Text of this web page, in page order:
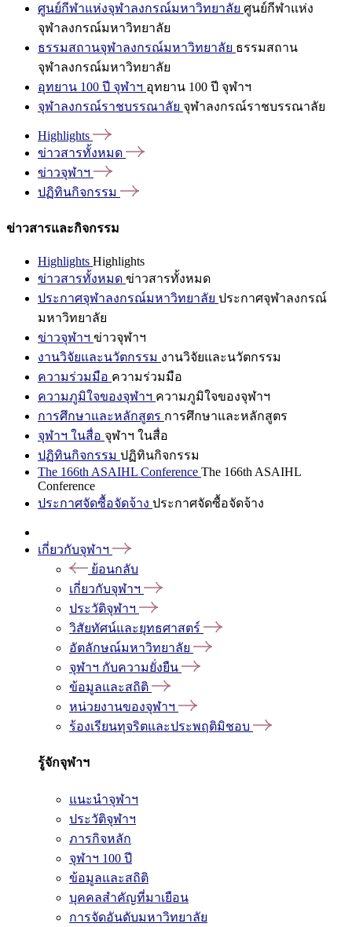
ศูนย์กีฬาแห่งจุฬาลงกรณ์มหาวิทยาลัย ศูนย์กีฬาแห่ง
จุฬาลงกรณ์มหาวิทยาลัย
ธรรมสถานจุฬาลงกรณ์มหาวิทยาลัย ธรรมสถาน
จุฬาลงกรณ์มหาวิทยาลัย
อุทยาน 100 ปี จุฬาฯ อุทยาน 100 ปี จุฬาฯ
จุฬาลงกรณ์ราชบรรณาลัย จุฬาลงกรณ์ราชบรรณาลัย
Highlights
ข่าวสารทั้งหมด
ข่าวจุฬาฯ
ปฏิทินกิจกรรม
ข่าวสารและกิจกรรม
Highlights Highlights
ข่าวสารทั้งหมด ข่าวสารทั้งหมด
ประกาศจุฬาลงกรณ์มหาวิทยาลัย ประกาศจุฬาลงกรณ์
มหาวิทยาลัย
ข่าวจุฬาฯ ข่าวจุฬาฯ
งานวิจัยและนวัตกรรม งานวิจัยและนวัตกรรม
ความร่วมมือ ความร่วมมือ
ความภูมิใจของจุฬาฯ ความภูมิใจของจุฬาฯ
การศึกษาและหลักสูตร การศึกษาและหลักสูตร
จุฬาฯ ในสื่อ จุฬาฯ ในสื่อ
ปฏิทินกิจกรรม ปฏิทินกิจกรรม
The 166th ASAIHL Conference The 166th ASAIHL
Conference
ประกาศจัดซื้อจัดจ้าง ประกาศจัดซื้อจัดจ้าง
เกี่ยวกับจุฬาฯ
ย้อนกลับ
เกี่ยวกับจุฬาฯ
ประวัติจุฬาฯ
วิสัยทัศน์และยุทธศาสตร์
อัตลักษณ์มหาวิทยาลัย
จุฬาฯ กับความยั่งยืน
ข้อมูลและสถิติ
หน่วยงานของจุฬาฯ
ร้องเรียนทุจริตและประพฤติมิชอบ
รู้จักจุฬาฯ
แนะนำจุฬาฯ
ประวัติจุฬาฯ
ภารกิจหลัก
จุฬาฯ 100 ปี
ข้อมูลและสถิติ
บุคคลสำคัญที่มาเยือน
การจัดอันดับมหาวิทยาลัย